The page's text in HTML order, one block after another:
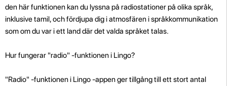
den här funktionen kan du lyssna på radiostationer på olika språk,
inklusive tamil, och fördjupa dig i atmosfären i språkkommunikation
som om du var i ett land där det valda språket talas.
Hur fungerar "radio" -funktionen i Lingo?
"Radio" -funktionen i Lingo -appen ger tillgång till ett stort antal